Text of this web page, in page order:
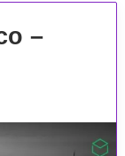
–